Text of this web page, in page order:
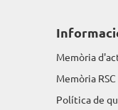
Memòria
Memòria RSC
Política de